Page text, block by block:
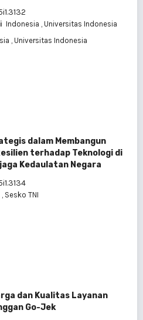
Indonesia , Universitas Indonesia
, Universitas Indonesia
dalam Membangun
terhadap Teknologi di
Kedaulatan Negara
, Sesko TNI
dan Kualitas Layanan
Go-Jek